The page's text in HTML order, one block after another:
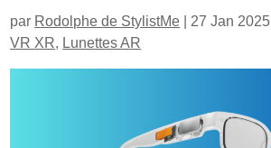
par Rodolphe de StylistMe 27 Jan 2025
VR XR, Lunettes AR